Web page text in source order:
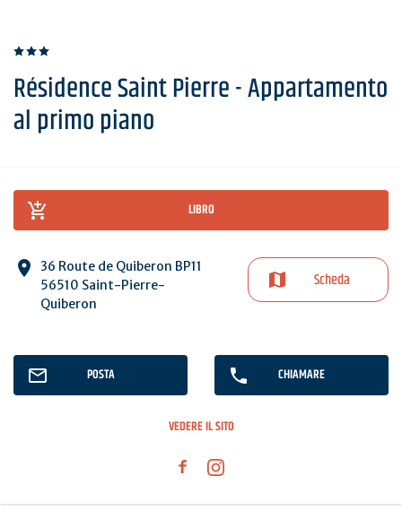
Résidence Saint Pierre - Appartamento
al primo piano
LIBRO
36 Route de Quiberon BP11
56510 Saint-Pierre-
Quiberon
Scheda
POSTA CHIAMARE
VEDERE IL SITO